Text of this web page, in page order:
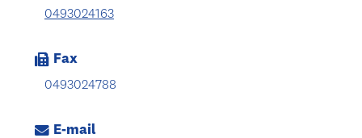
0493024163
Fax
0493024788
E-mail